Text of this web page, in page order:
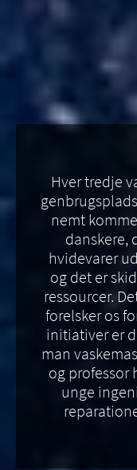
Hver tredje
nemt
danskere,
hvidevarer
og det er
ressourcer.
forelsker os
initiativer er
man
og professor
unge